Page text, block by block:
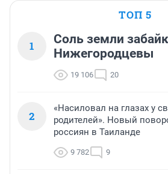
ТОП 5
1
Соль земли
Нижегородцевы
19 106 20
2
«Насиловал на глазах у
родителей». Новый
россиян в Таиланде
9 782 9